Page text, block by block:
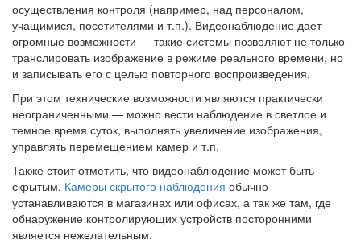
осуществления контроля (например, над персоналом,
учащимися, посетителями и т.п.). Видеонаблюдение дает
огромные возможности — такие системы позволяют не только
транслировать изображение в режиме реального времени, но
и записывать его с целью повторного воспроизведения.
При этом технические возможности являются практически
неограниченными — можно вести наблюдение в светлое и
темное время суток, выполнять увеличение изображения,
управлять перемещением камер и т.п.
Также стоит отметить, что видеонаблюдение может быть
скрытым. Камеры скрытого наблюдения обычно
устанавливаются в магазинах или офисах, а так же там, где
обнаружение контролирующих устройств посторонними
является нежелательным.